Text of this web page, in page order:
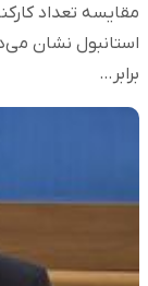
مقایسه تعداد
برابر…